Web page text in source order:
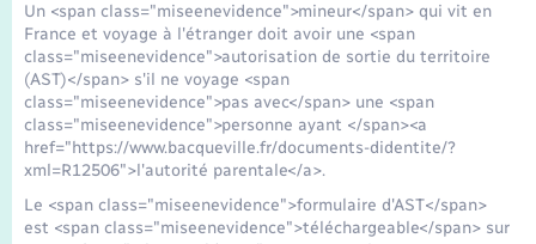
Un <span class="miseenevidence">mineur</span> qui vit en
France et voyage à l'étranger doit avoir une <span
class="miseenevidence">autorisation de sortie du territoire
(AST)</span> s'il ne voyage <span
class="miseenevidence">pas avec</span> une <span
class="miseenevidence">personne ayant </span><a
href="https://www.bacqueville.fr/documents-didentite/?
xml=R12506">l'autorité parentale</a>.
Le <span class="miseenevidence">formulaire d'AST</span>
est <span class="miseenevidence">téléchargeable</span> sur